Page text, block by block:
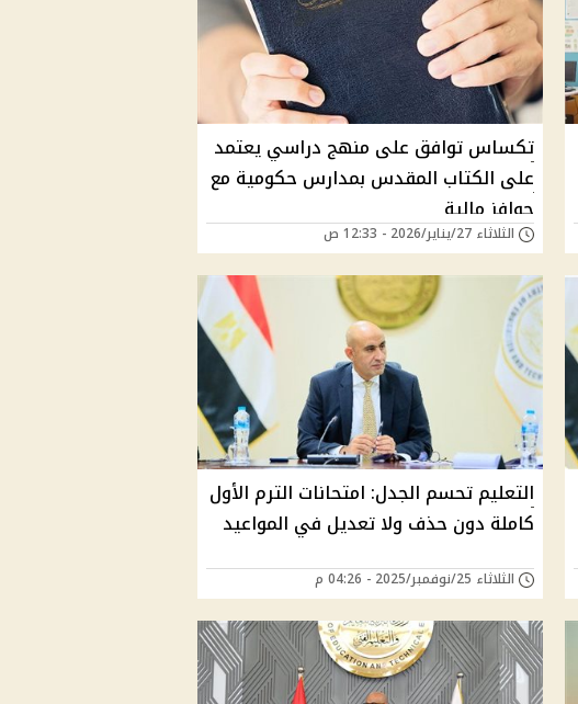
تكساس توافق على منهج دراسي يعتمد
على الكتاب المقدس بمدارس حكومية مع
حوافز مالية
الثلاثاء 27/يناير/2026 - 12:33 ص
التعليم تحسم الجدل: امتحانات الترم الأول
كاملة دون حذف ولا تعديل في المواعيد
الثلاثاء 25/نوفمبر/2025 - 04:26 م